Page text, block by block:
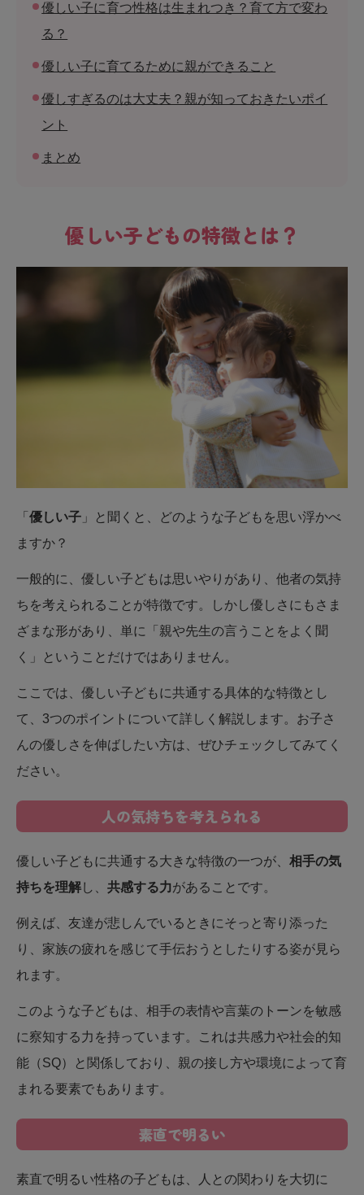
優しい子に育つ性格は生まれつき？育て方で変わ
る？
優しい子に育てるために親ができること
優しすぎるのは大丈夫？親が知っておきたいポイ
ント
まとめ
優しい子どもの特徴とは？
「 優しい子 」と聞くと、どのような子どもを思い浮かべ
ますか？
一般的に、優しい子どもは思いやりがあり、他者の気持
ちを考えられることが特徴です。しかし優しさにもさま
ざまな形があり、単に「親や先生の言うことをよく聞
く」ということだけではありません。
ここでは、優しい子どもに共通する具体的な特徴とし
て、3つのポイントについて詳しく解説します。お子さ
んの優しさを伸ばしたい方は、ぜひチェックしてみてく
ださい。
人の気持ちを考えられる
優しい子どもに共通する大きな特徴の一つが、 相手の気
持ちを理解し、 共感する力があることです。
例えば、友達が悲しんでいるときにそっと寄り添った
り、家族の疲れを感じて手伝おうとしたりする姿が見ら
れます。
このような子どもは、相手の表情や言葉のトーンを敏感
に察知する力を持っています。これは共感力や社会的知
能（SQ）と関係しており、親の接し方や環境によって育
まれる要素でもあります。
素直で明るい
素直で明るい性格の子どもは、人との関わりを大切に